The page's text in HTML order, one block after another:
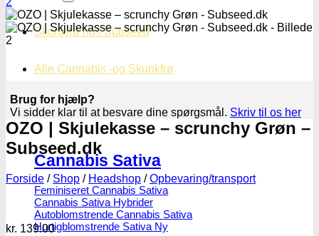
Skunkfrø hos Subseed
Alle Cannabis -og Skunkfrø
Cannabis Sativa
Feminiseret Cannabis Sativa
Cannabis Sativa Hybrider
Autoblomstrende Cannabis Sativa
Hurtigblomstrende Sativa
Brug for hjælp?
Vi sidder klar til at besvare dine spørgsmål. Skriv til os her
OZO | Skjulekasse – scrunchy Grøn –
Subseed.dk
Forside / Shop / Headshop / Opbevaring/transport
kr. 139.00